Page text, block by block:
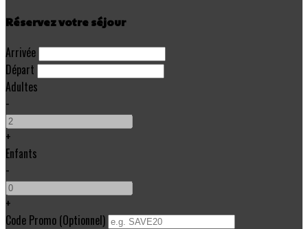
Réservez votre séjour
Arrivée
Départ
Adultes
-
+
Enfants
-
+
Code Promo (Optionnel)